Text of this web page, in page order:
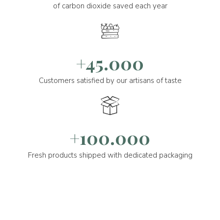
of carbon dioxide saved each year
+45.000
Customers satisfied by our artisans of taste
+100.000
Fresh products shipped with dedicated packaging